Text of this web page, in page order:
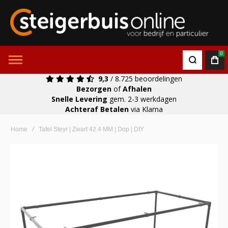
0
9,3 / 8.725 beoordelingen
Bezorgen ofAfhalen
Snelle Levering gem. 2-3 werkdagen
Achteraf Betalen via Klarna
Home Tafel Steyr | Zwart 42.4 MM | Dop | DIY
afbeeldingen-
gallerij